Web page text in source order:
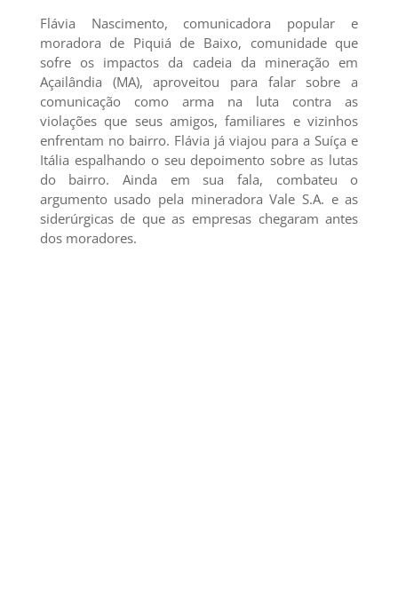
Flávia Nascimento, comunicadora popular e
moradora de Piquiá de Baixo, comunidade que
sofre os impactos da cadeia da mineração em
Açailândia (MA), aproveitou para falar sobre a
comunicação como arma na luta contra as
violações que seus amigos, familiares e vizinhos
enfrentam no bairro. Flávia já viajou para a Suíça e
Itália espalhando o seu depoimento sobre as lutas
do bairro. Ainda em sua fala, combateu o
argumento usado pela mineradora Vale S.A. e as
siderúrgicas de que as empresas chegaram antes
dos moradores.